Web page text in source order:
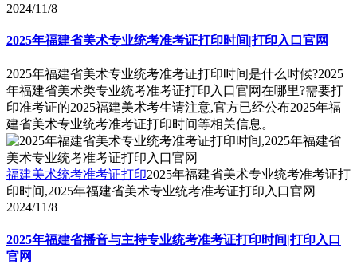
2024/11/8
2025年福建省美术专业统考准考证打印时间|打印入口官网
2025年福建省美术专业统考准考证打印时间是什么时候?2025
年福建省美术类专业统考准考证打印入口官网在哪里?需要打
印准考证的2025福建美术考生请注意,官方已经公布2025年福
建省美术专业统考准考证打印时间等相关信息。
福建美术统考准考证打印2025年福建省美术专业统考准考证打
印时间,2025年福建省美术专业统考准考证打印入口官网
2024/11/8
2025年福建省播音与主持专业统考准考证打印时间|打印入口
官网